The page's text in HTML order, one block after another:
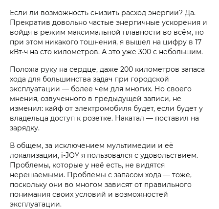
Если ли возможность снизить расход энергии? Да.
Прекратив довольно частые энергичные ускорения и
войдя в режим максимальной плавности во всём, но
при этом никакого тошнения, я вышел на цифру в 17
кВт·ч на сто километров. А это уже 300 с небольшим.
Положа руку на сердце, даже 200 километров запаса
хода для большинства задач при городской
эксплуатации — более чем для многих. Но своего
мнения, озвученного в предыдущей записи, не
изменил: кайф от электромобиля будет, если будет у
владельца доступ к розетке. Накатал — поставил на
зарядку.
В общем, за исключением мультимедии и её
локализации, i‑JOY я пользовался с удовольствием.
Проблемы, которые у неё есть, не видятся
нерешаемыми. Проблемы с запасом хода — тоже,
поскольку они во многом зависят от правильного
понимания своих условий и возможностей
эксплуатации.